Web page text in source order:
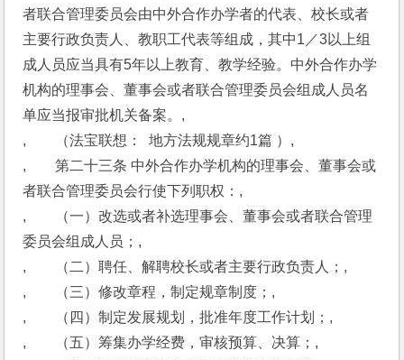
者联合管理委员会由中外合作办学者的代表、校长或者
主要行政负责人、教职工代表等组成，其中1／3以上组
成人员应当具有5年以上教育、教学经验。中外合作办学
机构的理事会、董事会或者联合管理委员会组成人员名
单应当报审批机关备案。,
,　　（法宝联想：  地方法规规章约1篇 ）,
,　　第二十三条 中外合作办学机构的理事会、董事会或
者联合管理委员会行使下列职权：,
,　　（一）改选或者补选理事会、董事会或者联合管理
委员会组成人员；,
,　　（二）聘任、解聘校长或者主要行政负责人；,
,　　（三）修改章程，制定规章制度；,
,　　（四）制定发展规划，批准年度工作计划；,
,　　（五）筹集办学经费，审核预算、决算；,